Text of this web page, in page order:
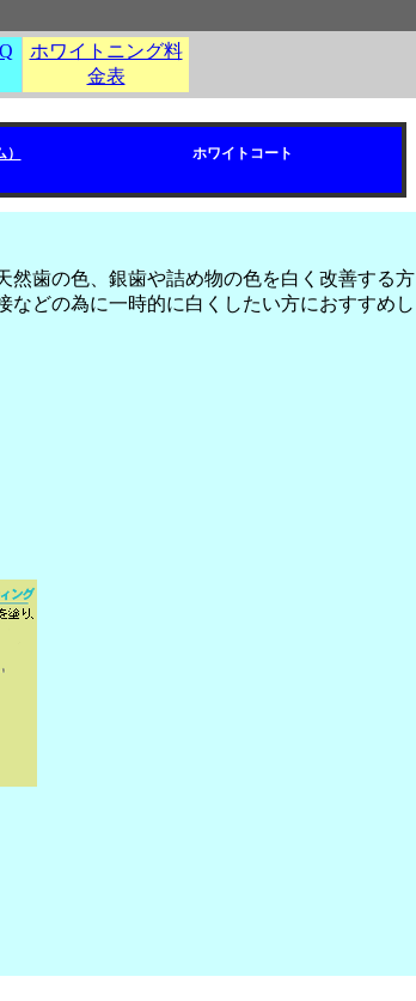
ホワイトニング料
金表
ホワイトコート
然歯の色、銀歯や詰め物の色を白く改善する方
どの為に一時的に白くしたい方におすすめし